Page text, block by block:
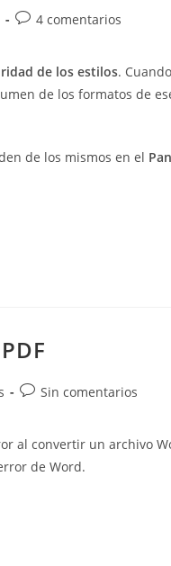
Comentarios
entrada:
4 comentarios
de los estilos.
de los formatos de
de los mismos en el
Comentarios
entrada:
Sin comentarios
al convertir un archivo
de Word.